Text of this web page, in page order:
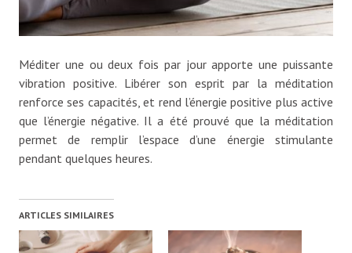
Méditer une ou deux fois par jour apporte une puissante
vibration positive. Libérer son esprit par la méditation
renforce ses capacités, et rend l’énergie positive plus active
que l’énergie négative. Il a été prouvé que la méditation
permet de remplir l’espace d’une énergie stimulante
pendant quelques heures.
ARTICLES SIMILAIRES